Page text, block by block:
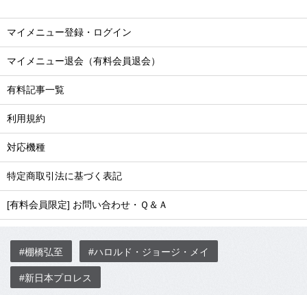
マイメニュー登録・ログイン
マイメニュー退会（有料会員退会）
有料記事一覧
利用規約
対応機種
特定商取引法に基づく表記
[有料会員限定] お問い合わせ・Ｑ＆Ａ
#棚橋弘至 #ハロルド・ジョージ・メイ
#新日本プロレス